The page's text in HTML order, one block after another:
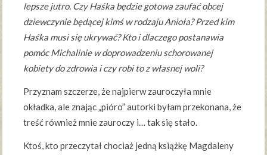
lepsze jutro. Czy Haśka będzie gotowa zaufać obcej
dziewczynie będącej kimś w rodzaju Anioła? Przed kim
Haśka musi się ukrywać? Kto i dlaczego postanawia
pomóc Michalinie w doprowadzeniu schorowanej
kobiety do zdrowia i czy robi to z własnej woli?
Przyznam szczerze, że najpierw zauroczyła mnie
okładka, ale znając „pióro” autorki byłam przekonana, że
treść również mnie zauroczy i… tak się stało.
Ktoś, kto przeczytał chociaż jedną książkę Magdaleny